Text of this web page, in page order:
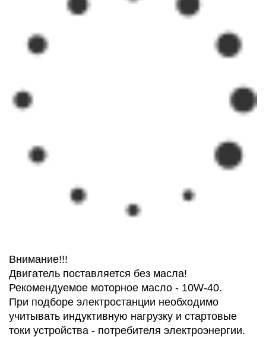
Внимание!!!
Двигатель поставляется без масла!
Рекомендуемое моторное масло - 10W-40.
При подборе электростанции необходимо
учитывать индуктивную нагрузку и стартовые
токи устройства - потребителя электроэнергии.